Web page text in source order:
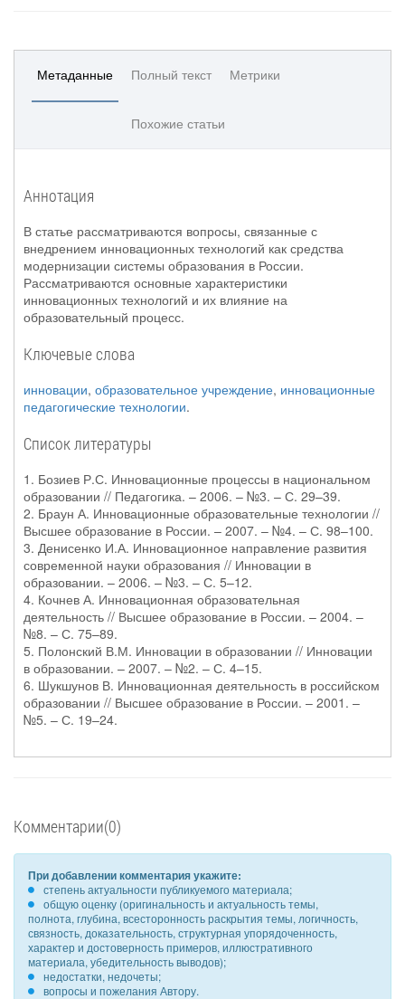
Метаданные Полный текст Метрики
Похожие статьи
Аннотация
В статье рассматриваются вопросы, связанные с
внедрением инновационных технологий как средства
модернизации системы образования в России.
Рассматриваются основные характеристики
инновационных технологий и их влияние на
образовательный процесс.
Ключевые слова
инновации, образовательное учреждение, инновационные
педагогические технологии.
Список литературы
1. Бозиев Р.С. Инновационные процессы в национальном
образовании // Педагогика. – 2006. – №3. – С. 29–39.
2. Браун А. Инновационные образовательные технологии //
Высшее образование в России. – 2007. – №4. – С. 98–100.
3. Денисенко И.А. Инновационное направление развития
современной науки образования // Инновации в
образовании. – 2006. – №3. – С. 5–12.
4. Кочнев А. Инновационная образовательная
деятельность // Высшее образование в России. – 2004. –
№8. – С. 75–89.
5. Полонский В.М. Инновации в образовании // Инновации
в образовании. – 2007. – №2. – С. 4–15.
6. Шукшунов В. Инновационная деятельность в российском
образовании // Высшее образование в России. – 2001. –
№5. – С. 19–24.
Комментарии(0)
При добавлении комментария укажите:
степень актуальности публикуемого материала;
общую оценку (оригинальность и актуальность темы,
полнота, глубина, всесторонность раскрытия темы, логичность,
связность, доказательность, структурная упорядоченность,
характер и достоверность примеров, иллюстративного
материала, убедительность выводов);
недостатки, недочеты;
вопросы и пожелания Автору.